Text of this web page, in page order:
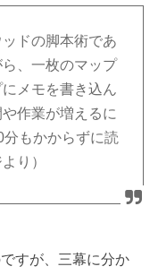
ドの脚本術であ
、一枚のマップ
メモを書き込ん
作業が増えるに
もかからずに読
り）
すが、三幕に分か